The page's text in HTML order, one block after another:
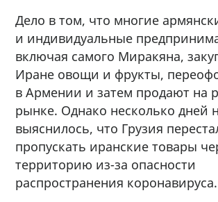
Дело в том, что многие
и индивидуальные
включая самого Миракяна,
Иране овощи и фрукты,
в Армении и затем продают на
рынке. Однако несколько дней
выяснилось, что Грузия
пропускать иранские товары
территорию из-за опасности
распространения коронавируса.